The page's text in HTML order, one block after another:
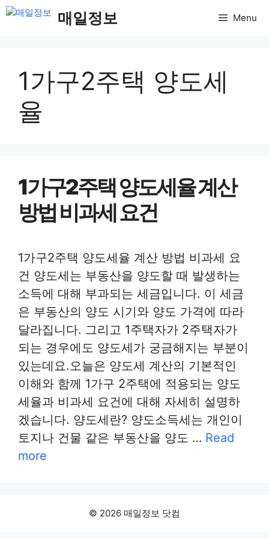
컨
매일정보 Menu
1가구2주택 양도세
율
1가구2주택 양도세율 계산
방법 비과세 요건
1가구2주택 양도세율 계산 방법 비과세 요
건 양도세는 부동산을 양도할 때 발생하는
소득에 대해 부과되는 세금입니다. 이 세금
은 부동산의 양도 시기와 양도 가격에 따라
달라집니다. 그리고 1주택자가 2주택자가
되는 경우에도 양도세가 궁금해지는 부분이
있는데요.오늘은 양도세 계산의 기본적인
이해와 함께 1가구 2주택에 적용되는 양도
세율과 비과세 요건에 대해 자세히 설명하
겠습니다. 양도세란? 양도소득세는 개인이
토지나 건물 같은 부동산을 양도 … Read
more
© 2026 매일정보 닷컴